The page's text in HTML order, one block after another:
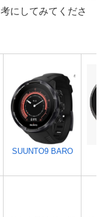
にしてみてくださ
SUUNTO9 BARO